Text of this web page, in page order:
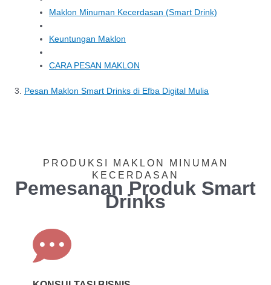
Maklon Minuman Kecerdasan (Smart Drink)
Keuntungan Maklon
CARA PESAN MAKLON
Pesan Maklon Smart Drinks di Efba Digital Mulia
PRODUKSI MAKLON MINUMAN
KECERDASAN
Pemesanan Produk Smart
Drinks